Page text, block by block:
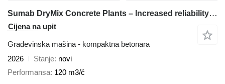
Sumab DryMix Concrete Plants – Increased reliability and low price
Cijena na upit
Građevinska mašina - kompaktna betonara
2026
Stanje novi
Performansa 120 m3/č